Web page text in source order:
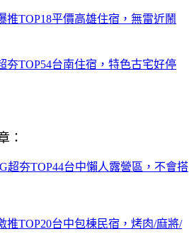
推TOP18平價高雄住宿，無雷近鬧
夯TOP54台南住宿，特色古宅好停
：
超夯TOP44台中懶人露營區，不會搭
推TOP20台中包棟民宿，烤肉/麻將/